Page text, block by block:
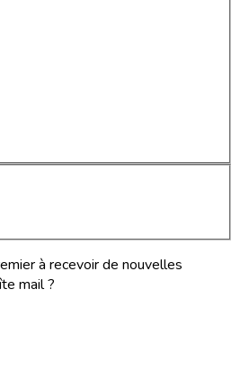
à recevoir de nouvelles
mail ?